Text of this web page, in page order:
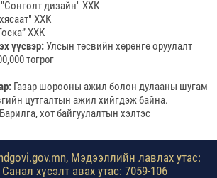
"Сонголт дизайн" ХХК
ХХК
ХХК
үүсвэр: Улсын төсвийн хөрөнгө оруулалт
төгрөг
Газар шорооны ажил болон дулааны шугам
цутгалтын ажил хийгдэж байна.
Барилга, хот байгуулалтын хэлтэс
Мэдээллийн лавлах утас:
хүсэлт авах утас: 7059-106